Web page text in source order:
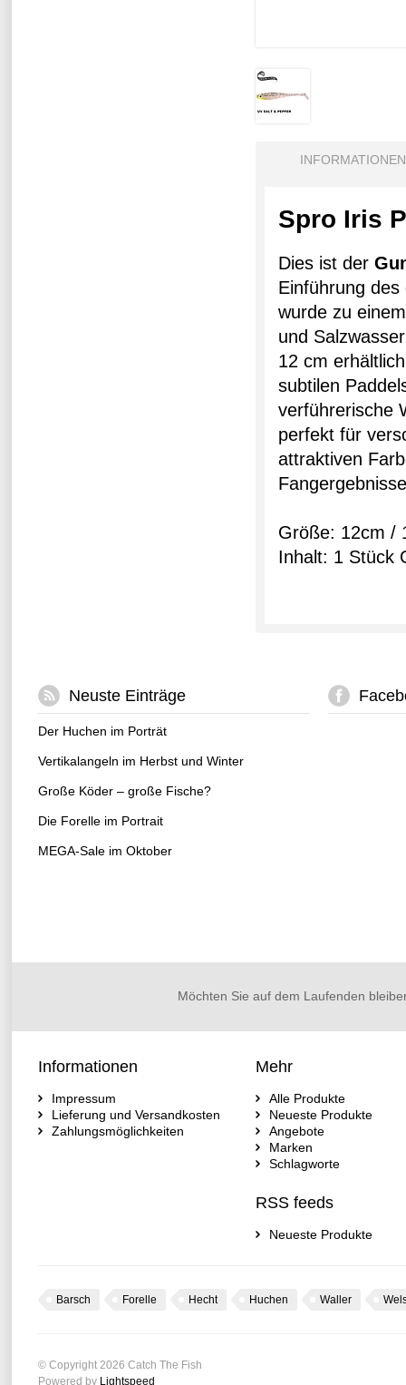
INFORMATIONEN
Spro Iris
Dies ist der
Einführung
wurde zu
und
12 cm
subtilen
verführerische
perfekt für
attraktiven
Größe: 12cm /
Inhalt: 1 Stück
Neuste Einträge
Der Huchen im Porträt
Vertikalangeln im Herbst und Winter
Große Köder – große Fische?
Die Forelle im Portrait
MEGA-Sale im Oktober
Möchten Sie auf dem Laufenden
Informationen
Impressum
Lieferung und Versandkosten
Zahlungsmöglichkeiten
Mehr
Alle Produkte
Neueste Produkte
Angebote
Marken
Schlagworte
RSS feeds
Neueste Produkte
Barsch Forelle Hecht Huchen Waller
© Copyright 2026 Catch The Fish
Powered by Lightspeed